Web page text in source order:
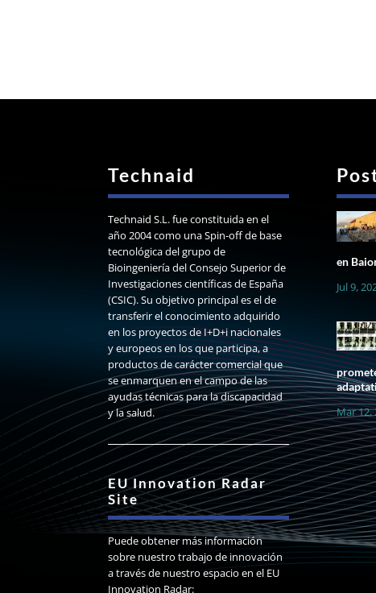
Technaid
Technaid S.L. fue constituida en el
año 2004 como una Spin-off de base
tecnológica del grupo de
Bioingeniería del Consejo Superior de
Investigaciones científicas de España
(CSIC). Su objetivo principal es el de
transferir el conocimiento adquirido
en los proyectos de I+D+i nacionales
y europeos en los que participa, a
productos de carácter comercial que
se enmarquen en el campo de las
ayudas técnicas para la discapacidad
y la salud.
EU Innovation Radar
Site
Puede obtener más información
sobre nuestro trabajo de innovación
a través de nuestro espacio en el EU
Innovation Radar:
en
Jul 9,
Mar 12,